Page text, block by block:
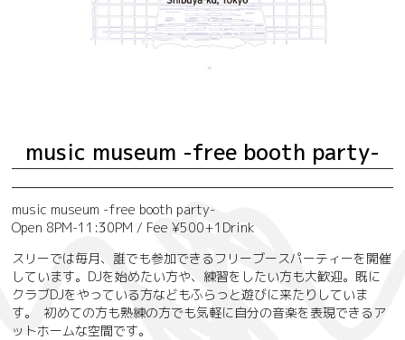
music museum -free booth party-
music museum -free booth party-
Open 8PM-11:30PM / Fee ¥500+1Drink
スリーでは毎月、誰でも参加できるフリーブースパーティーを開催
しています。DJを始めたい方や、練習をしたい方も大歓迎。既に
クラブDJをやっている方などもふらっと遊びに来たりしていま
す。 初めての方も熟練の方でも気軽に自分の音楽を表現できるア
ットホームな空間です。